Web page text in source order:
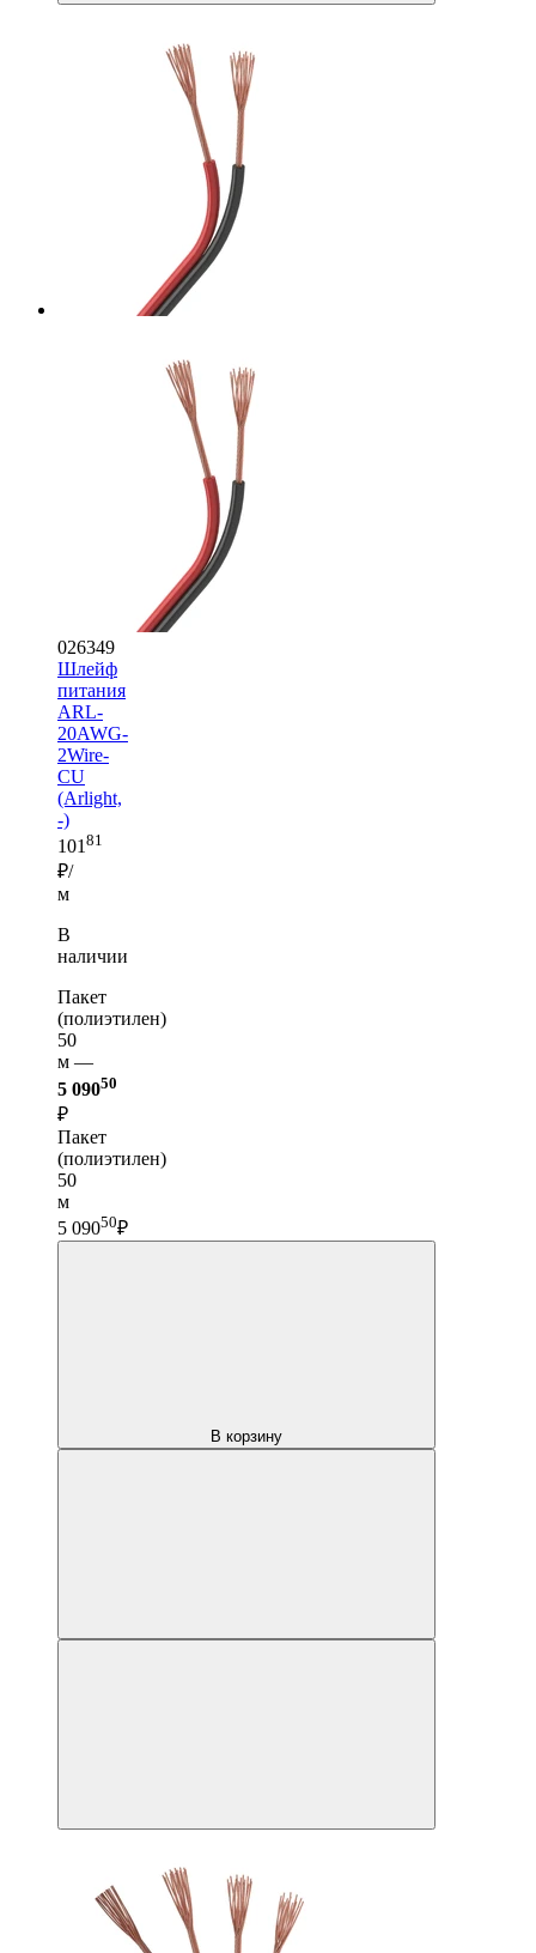
026349
Шлейф
питания
ARL-
20AWG-
2Wire-
CU
(Arlight,
-)
101 81
₽/
м
В
наличии
Пакет
(полиэтилен)
50
м —
5 09050
₽
Пакет
(полиэтилен)
50
м
5 09050₽
В корзину